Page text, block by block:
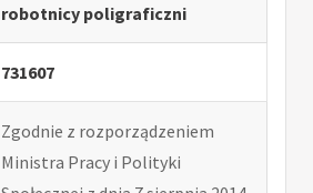
robotnicy poligraficzni
731607
Zgodnie z rozporządzeniem
Ministra Pracy i Polityki